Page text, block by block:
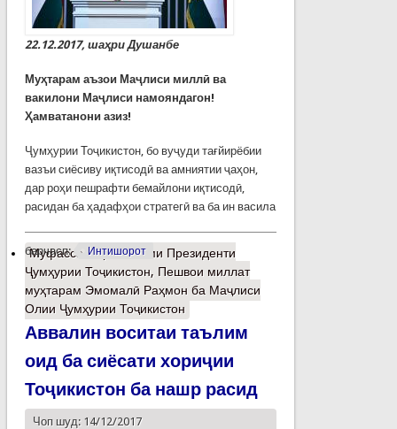
22.12.2017, шаҳри Душанбе
Муҳтарам аъзои Маҷлиси миллӣ ва
вакилони Маҷлиси намояндагон!
Ҳамватанони азиз!
Ҷумҳурии Тоҷикистон, бо вуҷуди тағйирёбии
вазъи сиёсиву иқтисодӣ ва амниятии ҷаҳон,
дар роҳи пешрафти бемайлони иқтисодӣ,
расидан ба ҳадафҳои стратегӣ ва ба ин васила
барчасп: Интишорот
Муфассалтаро Паёми Президенти
Ҷумҳурии Тоҷикистон, Пешвои миллат
муҳтарам Эмомалӣ Раҳмон ба Маҷлиси
Олии Ҷумҳурии Тоҷикистон
Аввалин воситаи таълим
оид ба сиёсати хориҷии
Тоҷикистон ба нашр расид
Чоп шуд: 14/12/2017